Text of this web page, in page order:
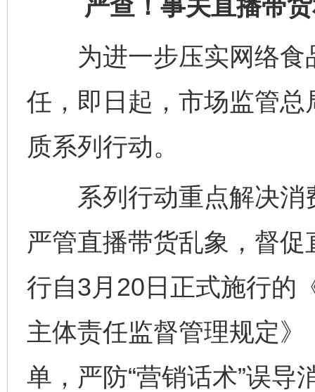
严查！事关直播带货
为进一步压实网络食
任，即日起，市场监管
质系列行动。
系列行动重点解决消
严管直播带货乱象，督
行自3月20日正式施行的
主体责任监督管理规定
单，严防“营销话术”误导